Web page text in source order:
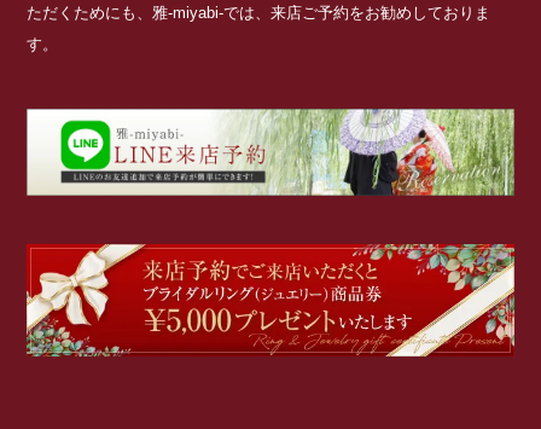
ただくためにも、雅-miyabi-では、来店ご予約をお勧めしておりま
す。